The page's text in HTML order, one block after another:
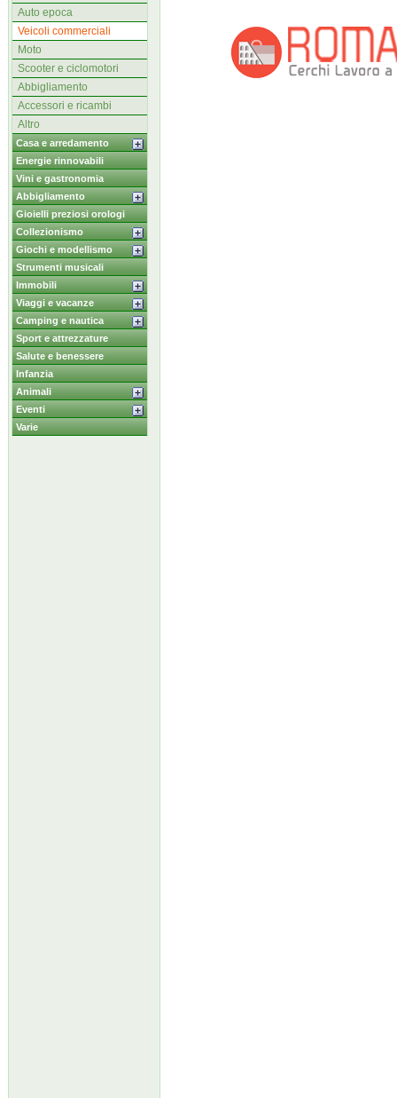
Auto epoca
Veicoli commerciali
Moto
Scooter e ciclomotori
Abbigliamento
Accessori e ricambi
Altro
Casa e arredamento
Energie rinnovabili
Vini e gastronomia
Abbigliamento
Gioielli preziosi orologi
Collezionismo
Giochi e modellismo
Strumenti musicali
Immobili
Viaggi e vacanze
Camping e nautica
Sport e attrezzature
Salute e benessere
Infanzia
Animali
Eventi
Varie